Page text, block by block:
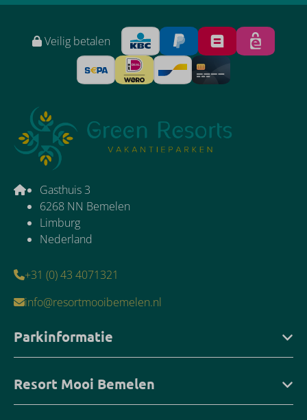
Veilig betalen
Gasthuis 3
6268 NN Bemelen
Limburg
Nederland
+31 (0) 43 4071321
info@resortmooibemelen.nl
Parkinformatie
Resort Mooi Bemelen